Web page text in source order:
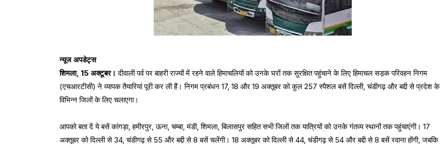
न्यूज अपडेट्स
शिमला, 15 अक्टूबर।दीवाली पर्व पर बाहरी राज्यों में रहने वाले हिमाचलियों को उनके घरों तक सुरक्षित पहुंचाने के लिए हिमाचल सड़क परिवहन निगम
(एचआरटीसी) ने व्यापक तैयारियां पूरी कर ली हैं। निगम प्रबंधन 17, 18 और 19 अक्तूबर को कुल 257 स्पैशल बसें दिल्ली, चंडीगढ़ और बद्दी से प्रदेश के
विभिन्न जिलों के लिए चलाएगा।
आपको बता दें ये बसें कांगड़ा, हमीरपुर, ऊना, चम्बा, मंडी, शिमला, बिलासपुर सहित सभी जिलों तक यात्रियों को उनके गंतव्य स्थानों तक पहुंचाएंगी। 17
अक्तूबर को दिल्ली से 34, चंडीगढ़ से 55 और बद्दी से 8 बसें चलेंगी। 18 अक्तूबर को दिल्ली से 44, चंडीगढ़ से 54 और बद्दी से 8 बसें रवाना होंगी, जबकि